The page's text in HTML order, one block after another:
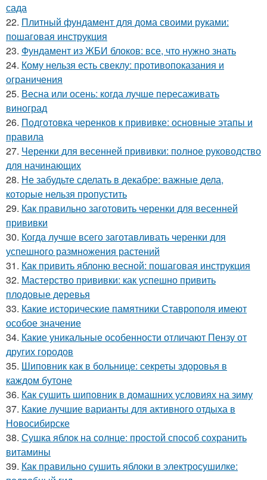
сада
22. Плитный фундамент для дома своими руками:
пошаговая инструкция
23. Фундамент из ЖБИ блоков: все, что нужно знать
24. Кому нельзя есть свеклу: противопоказания и
ограничения
25. Весна или осень: когда лучше пересаживать
виноград
26. Подготовка черенков к прививке: основные этапы и
правила
27. Черенки для весенней прививки: полное руководство
для начинающих
28. Не забудьте сделать в декабре: важные дела,
которые нельзя пропустить
29. Как правильно заготовить черенки для весенней
прививки
30. Когда лучше всего заготавливать черенки для
успешного размножения растений
31. Как привить яблоню весной: пошаговая инструкция
32. Мастерство прививки: как успешно привить
плодовые деревья
33. Какие исторические памятники Ставрополя имеют
особое значение
34. Какие уникальные особенности отличают Пензу от
других городов
35. Шиповник как в больнице: секреты здоровья в
каждом бутоне
36. Как сушить шиповник в домашних условиях на зиму
37. Какие лучшие варианты для активного отдыха в
Новосибирске
38. Сушка яблок на солнце: простой способ сохранить
витамины
39. Как правильно сушить яблоки в электросушилке: